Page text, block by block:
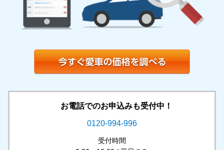
お電話でのお申込みも受付中！
0120-994-996
受付時間